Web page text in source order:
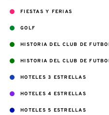
FIESTAS Y FERIAS
GOLF
HISTORIA DEL CLUB DE
HISTORIA DEL CLUB DE
HOTELES 3 ESTRELLAS
HOTELES 4 ESTRELLAS
HOTELES 5 ESTRELLAS